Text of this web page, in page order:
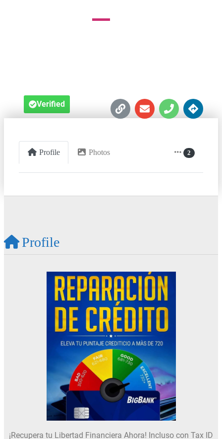
Verified
Profile Photos 2
Profile
¡Recupera tu Libertad Financiera Ahora! Incluso con Tax ID